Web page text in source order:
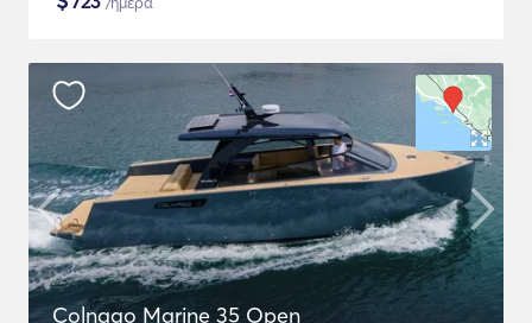
Colnago Marine 35 Open